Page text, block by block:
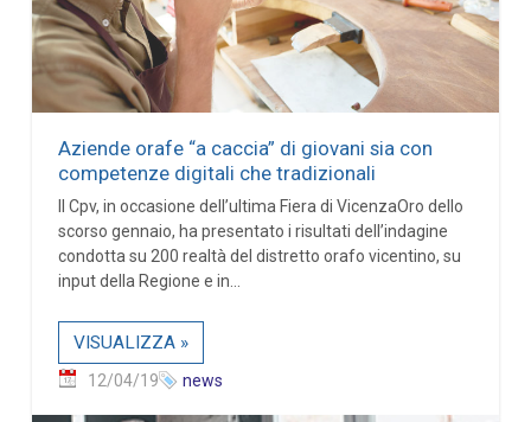
Aziende orafe “a caccia” di giovani sia con
competenze digitali che tradizionali
Il Cpv, in occasione dell’ultima Fiera di VicenzaOro dello
scorso gennaio, ha presentato i risultati dell’indagine
condotta su 200 realtà del distretto orafo vicentino, su
input della Regione e in...
VISUALIZZA »
12/04/19 news